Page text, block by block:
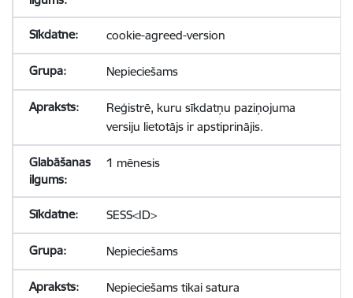
cookie-agreed-version
Nepieciešams
Reģistrē, kuru sīkdatņu paziņojuma
versiju lietotājs ir apstiprinājis.
1 mēnesis
SESS<ID>
Nepieciešams
Nepieciešams tikai satura